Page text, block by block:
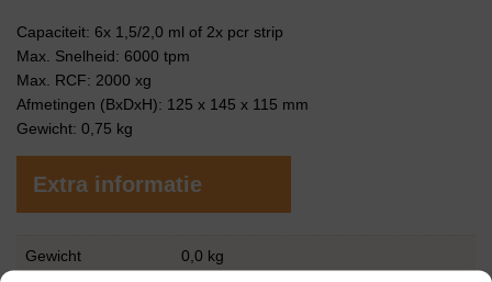
Capaciteit: 6x 1,5/2,0 ml of 2x pcr strip
Max. Snelheid: 6000 tpm
Max. RCF: 2000 xg
Afmetingen (BxDxH): 125 x 145 x 115 mm
Gewicht: 0,75 kg
Extra informatie
Gewicht 0,0 kg